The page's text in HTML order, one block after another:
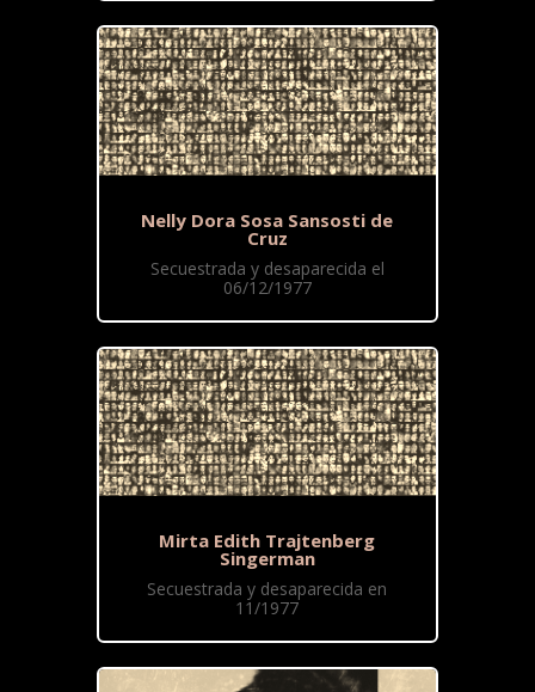
Nelly Dora Sosa Sansosti de
Cruz
Secuestrada y desaparecida el
06/12/1977
Mirta Edith Trajtenberg
Singerman
Secuestrada y desaparecida en
11/1977